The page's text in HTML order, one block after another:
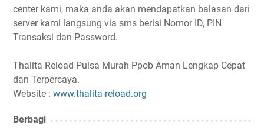
center kami, maka anda akan mendapatkan balasan dari
server kami langsung via sms berisi Nomor ID, PIN
Transaksi dan Password.
Thalita Reload Pulsa Murah Ppob Aman Lengkap Cepat
dan Terpercaya.
Website : www.thalita-reload.org
Berbagi